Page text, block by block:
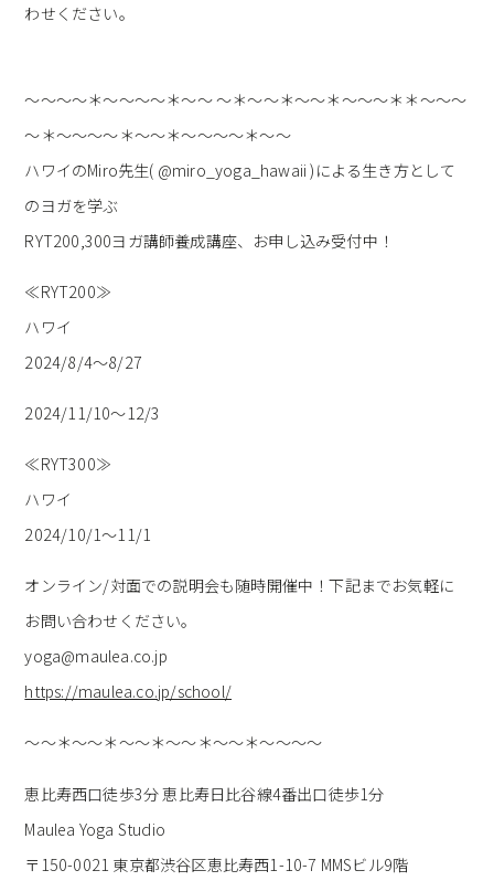
わせください。
～～～～＊～～～～＊～～ ～＊～～＊～～＊～～～＊＊～～～
～＊～～～～＊～～＊～～～～＊～～
ハワイのMiro先生( @miro_yoga_hawaii )による生き方として
のヨガを学ぶ
RYT200,300ヨガ講師養成講座、お申し込み受付中！
≪RYT200≫
ハワイ
2024/8/4～8/27
2024/11/10～12/3
≪RYT300≫
ハワイ
2024/10/1～11/1
オンライン/対面での説明会も随時開催中！下記までお気軽に
お問い合わせください。
yoga@maulea.co.jp
https://maulea.co.jp/school/
～～＊～～＊～～＊～～＊～～＊～～～～
恵比寿西口徒歩3分 恵比寿日比谷線4番出口徒歩1分
Maulea Yoga Studio
〒150-0021 東京都渋谷区恵比寿西1-10-7 MMSビル9階